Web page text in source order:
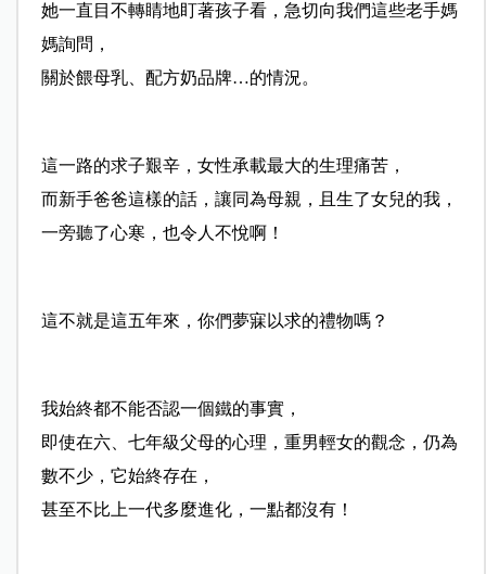
她一直目不轉睛地盯著孩子看，急切向我們這些老手媽
媽詢問，
關於餵母乳、配方奶品牌…的情況。
這一路的求子艱辛，女性承載最大的生理痛苦，
而新手爸爸這樣的話，讓同為母親，且生了女兒的我，
一旁聽了心寒，也令人不悅啊！
這不就是這五年來，你們夢寐以求的禮物嗎？
我始終都不能否認一個鐵的事實，
即使在六、七年級父母的心理，重男輕女的觀念，仍為
數不少，它始終存在，
甚至不比上一代多麼進化，一點都沒有！